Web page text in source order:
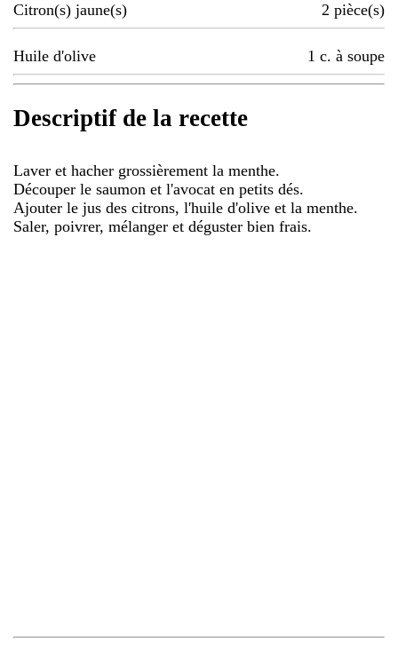
Citron(s) jaune(s) 2 pièce(s)
Huile d'olive 1 c. à soupe
Descriptif de la recette
Laver et hacher grossièrement la menthe.
Découper le saumon et l'avocat en petits dés.
Ajouter le jus des citrons, l'huile d'olive et la menthe.
Saler, poivrer, mélanger et déguster bien frais.